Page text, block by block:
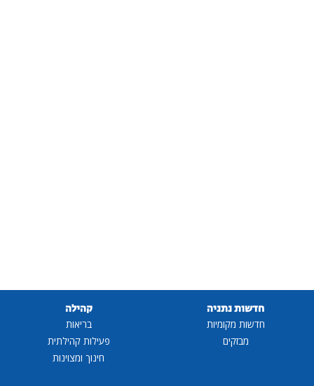
חדשות נתניה
חדשות מקומיות
מבזקים
קהילה
בריאות
פעילות קהילתית
חינוך ומצוינות